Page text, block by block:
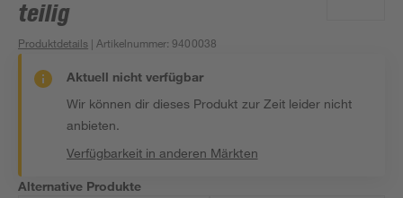
teilig
Produktdetails | Artikelnummer:9400038
Aktuell nicht verfügbar
Wir können dir dieses Produkt zur Zeit leider nicht
anbieten.
Verfügbarkeit in anderen Märkten
Alternative Produkte